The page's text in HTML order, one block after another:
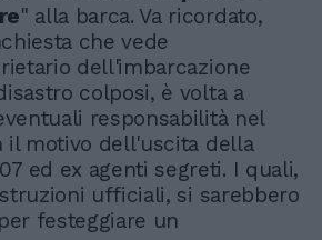
" alla barca. Va ricordato,
che vede
dell'imbarcazione
colposi, è volta a
responsabilità nel
il motivo dell'uscita della
ed ex agenti segreti. I quali,
ufficiali, si sarebbero
festeggiare un